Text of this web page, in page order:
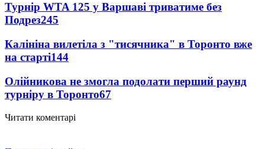
Турнір WTA 125 у Варшаві триватиме без
Подрез245
Калініна вилетіла з "тисячника" в Торонто вже
на старті144
Олійникова не змогла подолати перший раунд
турніру в Торонто67
Читати коментарі